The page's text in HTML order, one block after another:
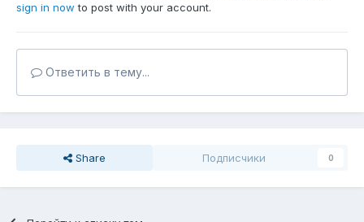
sign in now to post with your account.
Ответить в тему...
Share Подписчики 0